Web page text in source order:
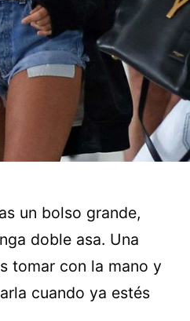
un bolso grande,
doble asa. Una
tomar con la mano y
cuando ya estés